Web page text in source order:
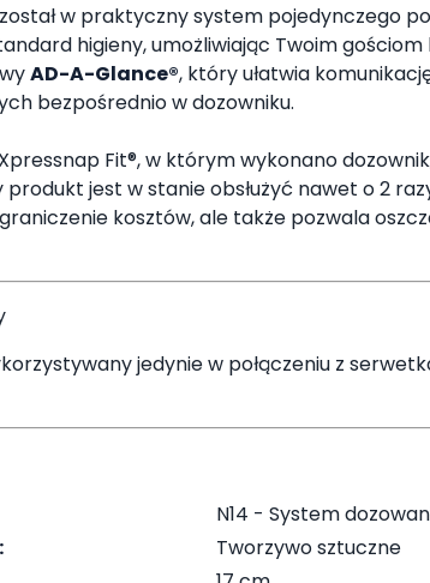
w praktyczny system pojedynczego
higieny, umożliwiając Twoim
AD-A-Glance®, który ułatwia
bezpośrednio w dozowniku.
Fit®, w którym wykonano
jest w stanie obsłużyć nawet o 2
kosztów, ale także pozwala
jedynie w połączeniu z
N14 - System
Tworzywo sztuczne